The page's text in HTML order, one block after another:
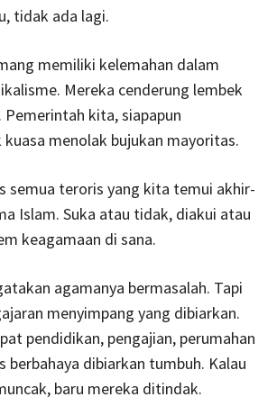
tidak ada lagi.
memiliki kelemahan dalam
Mereka cenderung lembek
Pemerintah kita, siapapun
kuasa menolak bujukan mayoritas.
semua teroris yang kita temui akhir-
Islam. Suka atau tidak, diakui atau
keagamaan di sana.
agamanya bermasalah. Tapi
menyimpang yang dibiarkan.
pendidikan, pengajian, perumahan
berbahaya dibiarkan tumbuh. Kalau
baru mereka ditindak.